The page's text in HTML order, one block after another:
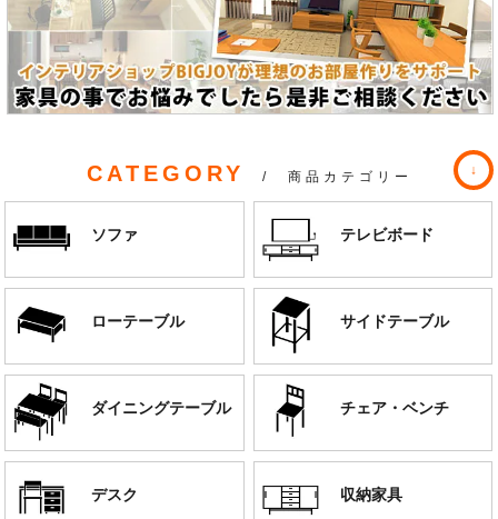
CATEGORY / 商品カテゴリー
ソファ テレビボード
ローテーブル サイドテーブル
ダイニングテーブル チェア・ベンチ
デスク 収納家具